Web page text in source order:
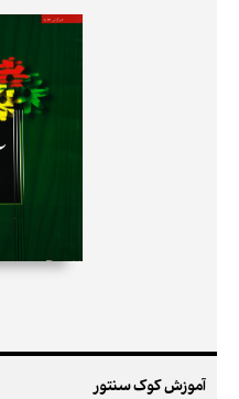
آموزش کوک سنتور